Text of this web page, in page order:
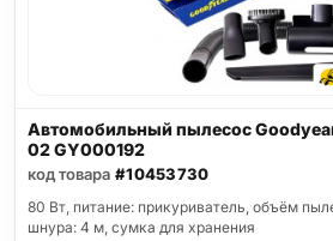
Автомобильный пылесос
02 GY000192
код товара #10453730
80 Вт, питание: прикуриватель, объём
шнура: 4 м, сумка для хранения